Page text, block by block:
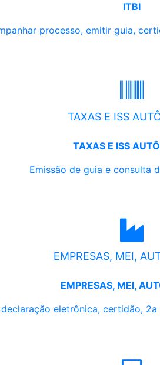
ITBI
processo, emitir guia,
TAXAS E ISS
TAXAS E ISS
Emissão de guia e consulta
EMPRESAS, MEI,
EMPRESAS, MEI,
eletrônica, certidão, 2a